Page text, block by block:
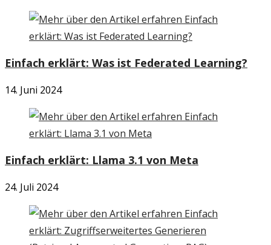
Einfach erklärt: Was ist Federated Learning?
14. Juni 2024
Einfach erklärt: Llama 3.1 von Meta
24. Juli 2024